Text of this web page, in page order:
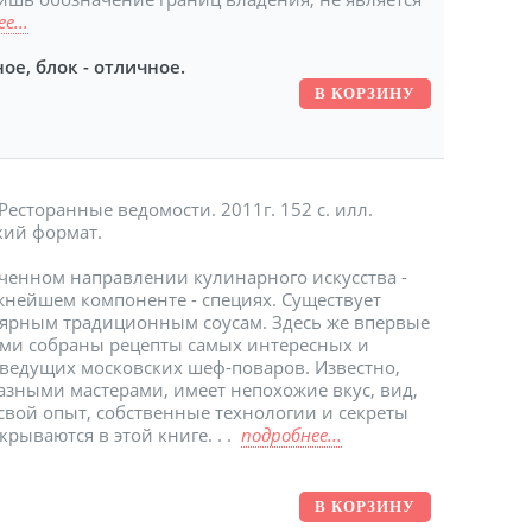
блок - отличное.
ведомости. 2011г. 152 с. илл.
формат.
направлении кулинарного искусства -
компоненте - специях. Существует
традиционным соусам. Здесь же впервые
собраны рецепты самых интересных и
московских шеф-поваров. Известно,
мастерами, имеет непохожие вкус, вид,
опыт, собственные технологии и секреты
в этой книге. . .подробнее...